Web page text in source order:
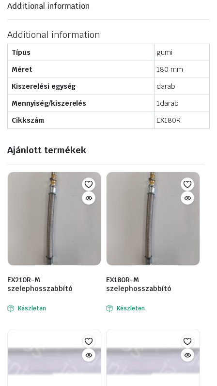
Additional information
Additional information
Típus
gumi
Méret
180 mm
Kiszerelési egység
darab
Mennyiség/kiszerelés
1darab
Cikkszám
EX180R
Ajánlott termékek
EX210R-M
szelephosszabbító
Készleten
EX180R-M
szelephosszabbító
Készleten